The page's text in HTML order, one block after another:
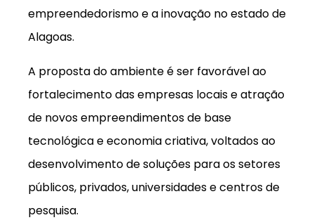
empreendedorismo e a inovação no estado de
Alagoas.
A proposta do ambiente é ser favorável ao
fortalecimento das empresas locais e atração
de novos empreendimentos de base
tecnológica e economia criativa, voltados ao
desenvolvimento de soluções para os setores
públicos, privados, universidades e centros de
pesquisa.